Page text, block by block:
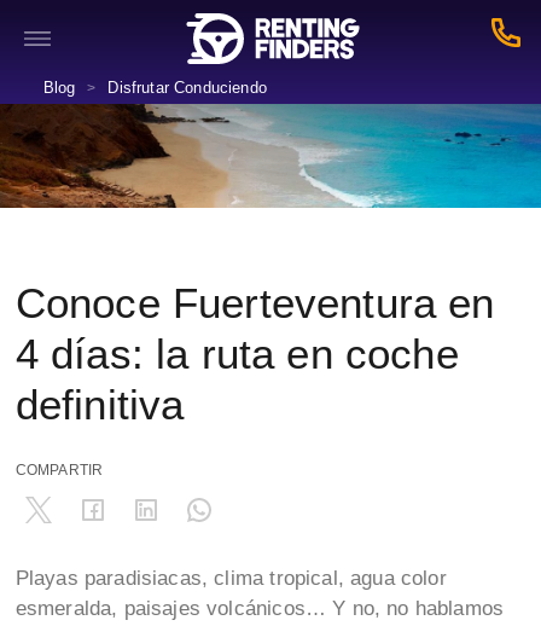
Blog > Disfrutar Conduciendo
Conoce Fuerteventura en
4 días: la ruta en coche
definitiva
COMPARTIR
Playas paradisiacas, clima tropical, agua color
esmeralda, paisajes volcánicos… Y no, no hablamos